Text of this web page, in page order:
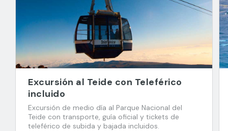
Excursión al Teide con Teleférico
incluido
Excursión de medio día al Parque Nacional del
Teide con transporte, guía oficial y tickets de
teleférico de subida y bajada incluidos.